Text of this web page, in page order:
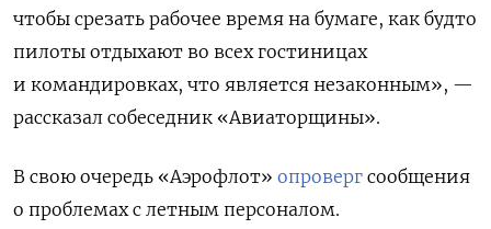
чтобы срезать рабочее время на бумаге, как будто
пилоты отдыхают во всех гостиницах
и командировках, что является незаконным», —
рассказал собеседник «Авиаторщины».
В свою очередь «Аэрофлот» опроверг сообщения
о проблемах с летным персоналом.